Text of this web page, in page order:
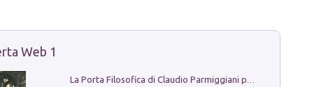
Web 1